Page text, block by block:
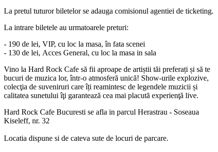
La pretul tuturor biletelor se adauga comisionul agentiei de ticketing.
La intrare biletele au urmatoarele preturi:
- 190 de lei, VIP, cu loc la masa, în fata scenei
- 130 de lei, Acces General, cu loc la masa in sala
Vino la Hard Rock Cafe să fii aproape de artiștii tăi preferați și să te
bucuri de muzica lor, într-o atmosferă unică! Show-urile explozive,
colecţia de suveniruri care îți reamintesc de legendele muzicii și
calitatea sunetului îţi garantează cea mai placută experienţă live.
Hard Rock Cafe Bucuresti se afla in parcul Herastrau - Soseaua
Kiseleff, nr. 32
Locatia dispune si de cateva sute de locuri de parcare.